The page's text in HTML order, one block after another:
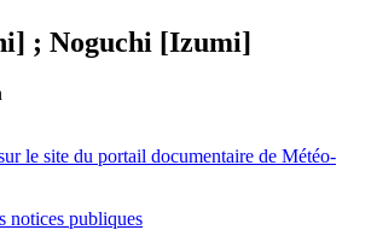
; Noguchi [Izumi]
le site du portail documentaire de Météo-
notices publiques